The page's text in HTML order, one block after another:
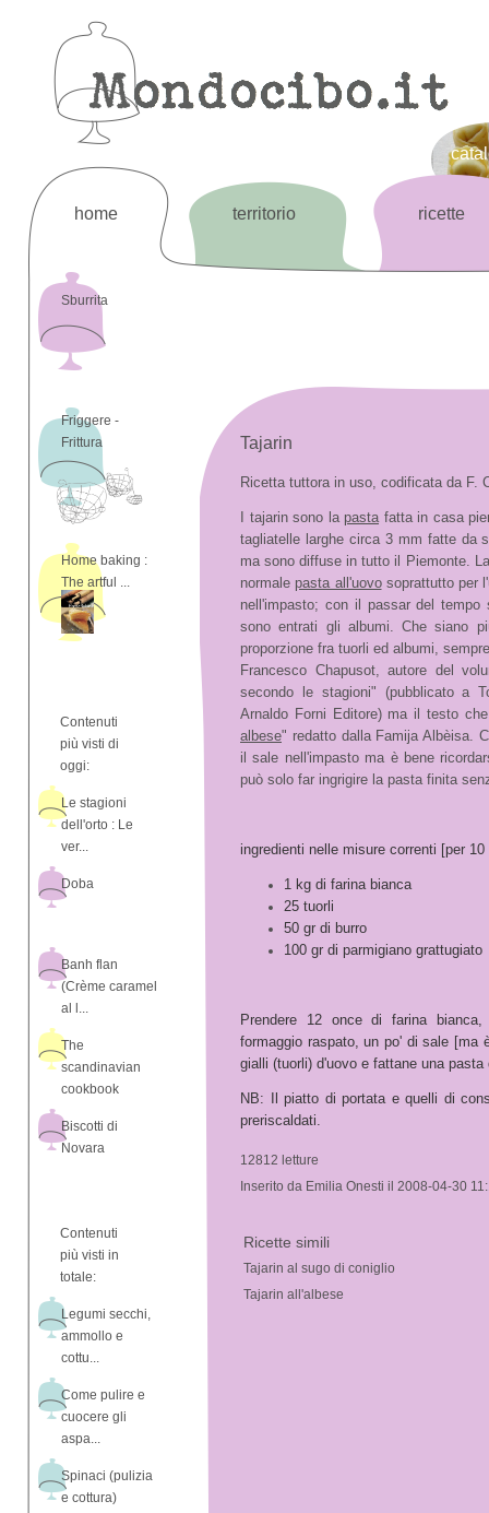
home territorio ricette
Sburrita
Friggere -
Frittura
Home baking :
The artful ...
Contenuti
più visti di
oggi:
Le stagioni
dell'orto : Le
ver...
Doba
Banh flan
(Crème caramel
al l...
The
scandinavian
cookbook
Biscotti di
Novara
Contenuti
più visti in
totale:
Legumi secchi,
ammollo e
cottu...
Come pulire e
cuocere gli
aspa...
Spinaci (pulizia
e cottura)
Tajarin
Ricetta tuttora in uso, codificata da F.
I tajarin sono la pastafatta in casa
tagliatelle larghe circa 3 mm fatte da
ma sono diffuse in tutto il Piemonte.
normale pasta all'uovosoprattutto per
nell'impasto; con il passar del
sono entrati gli albumi. Che siano
proporzione fra tuorli ed albumi,
Francesco Chapusot, autore del
secondo le stagioni" (pubblicato a
Arnaldo Forni Editore) ma il testo
albese" redatto dalla Famija Albèisa.
il sale nell'impasto ma è bene
può solo far ingrigire la pasta finita
ingredienti nelle misure correnti [per 10
1 kg di farina bianca
25 tuorli
50 gr di burro
100 gr di parmigiano grattugiato
Prendere 12 once di farina
formaggio raspato, un po' di sale [ma
gialli (tuorli) d'uovo e fattane una
NB: Il piatto di portata e quelli di
preriscaldati.
12812 letture
Inserito da Emilia Onesti il 2008-04-30
Ricette simili
Tajarin al sugo di coniglio
Tajarin all'albese